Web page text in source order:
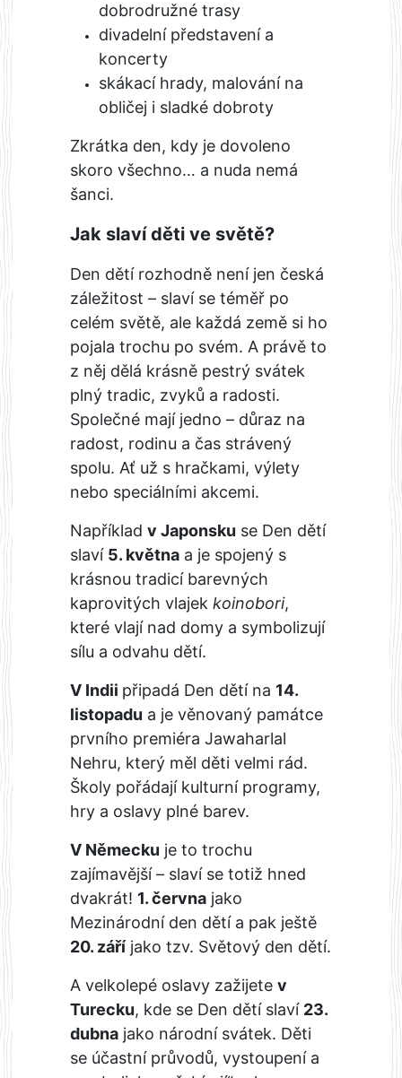
dobrodružné trasy
divadelní představení a
koncerty
skákací hrady, malování na
obličej i sladké dobroty
Zkrátka den, kdy je dovoleno
skoro všechno… a nuda nemá
šanci.
Jak slaví děti ve světě?
Den dětí rozhodně není jen česká
záležitost – slaví se téměř po
celém světě, ale každá země si ho
pojala trochu po svém. A právě to
z něj dělá krásně pestrý svátek
plný tradic, zvyků a radosti.
Společné mají jedno – důraz na
radost, rodinu a čas strávený
spolu. Ať už s hračkami, výlety
nebo speciálními akcemi.
Například v Japonsku se Den dětí
slaví 5. května a je spojený s
krásnou tradicí barevných
kaprovitých vlajek koinobori,
které vlají nad domy a symbolizují
sílu a odvahu dětí.
V Indii připadá Den dětí na 14.
listopadu a je věnovaný památce
prvního premiéra Jawaharlal
Nehru, který měl děti velmi rád.
Školy pořádají kulturní programy,
hry a oslavy plné barev.
V Německu je to trochu
zajímavější – slaví se totiž hned
dvakrát! 1. června jako
Mezinárodní den dětí a pak ještě
20. září jako tzv. Světový den dětí.
A velkolepé oslavy zažijete v
Turecku, kde se Den dětí slaví 23.
dubna jako národní svátek. Děti
se účastní průvodů, vystoupení a